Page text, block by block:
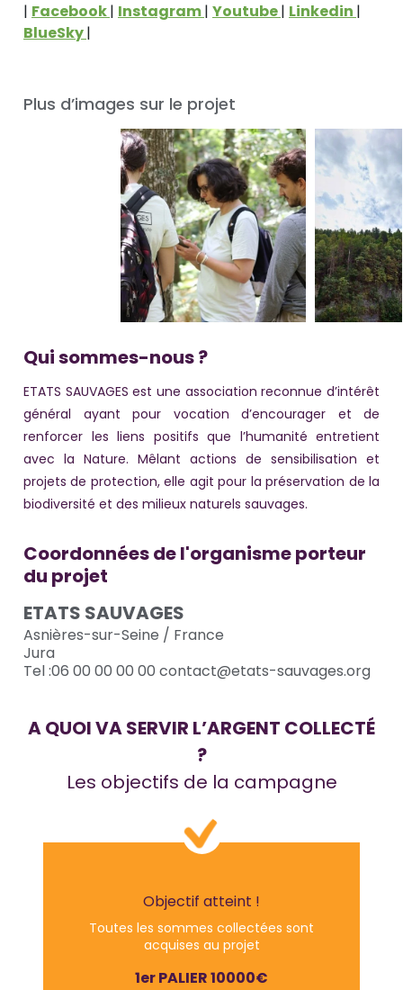
| Facebook| Instagram| Youtube| Linkedin |
BlueSky|
Plus d’images sur le projet
Qui sommes-nous ?
ETATS SAUVAGES est une association reconnue d’intérêt
général ayant pour vocation d’encourager et de
renforcer les liens positifs que l’humanité entretient
avec la Nature. Mêlant actions de sensibilisation et
projets de protection, elle agit pour la préservation de la
biodiversité et des milieux naturels sauvages.
Coordonnées de l'organisme porteur
du projet
ETATS SAUVAGES
Asnières-sur-Seine / France
Jura
Tel :06 00 00 00 00 contact@etats-sauvages.org
A QUOI VA SERVIR L’ARGENT COLLECTÉ
?
Les objectifs de la campagne
Objectif atteint !
Toutes les sommes collectées sont
acquises au projet
1er PALIER 10000€